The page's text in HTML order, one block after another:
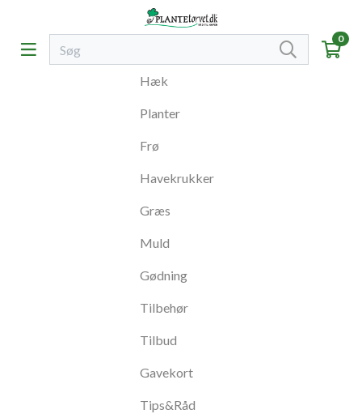
0
Hæk
Planter
Frø
Havekrukker
Græs
Muld
Gødning
Tilbehør
Tilbud
Gavekort
Tips&Råd